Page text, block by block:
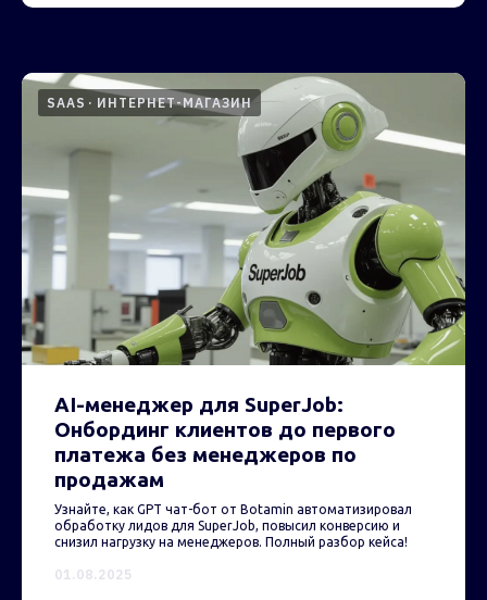
SAAS ИНТЕРНЕТ-МАГАЗИН
AI-менеджер для SuperJob:
Онбординг клиентов до первого
платежа без менеджеров по
продажам
Узнайте, как GPT чат-бот от Botamin автоматизировал
обработку лидов для SuperJob, повысил конверсию и
снизил нагрузку на менеджеров. Полный разбор кейса!
01.08.2025